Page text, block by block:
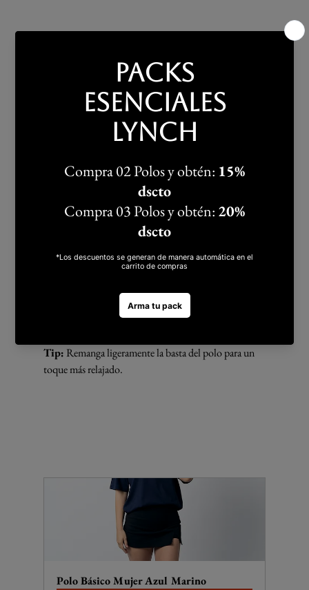
Sporty-Chic: Polo + Short o falda,
medias altas y un par de sneakers.
Para un día de verano, la ligereza del algodón Pima es
ideal. Combiná un polo de tu color favorito con
Tip: Remanga ligeramente la basta del polo para un
toque más relajado.
Polo Básico Mujer Azul Marino